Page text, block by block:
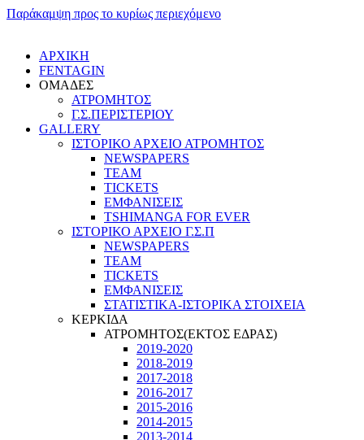
Παράκαμψη προς το κυρίως περιεχόμενο
ΑΡΧΙΚΗ
FENTAGIN
ΟΜΑΔΕΣ
ΑΤΡΟΜΗΤΟΣ
Γ.Σ.ΠEΡΙΣΤΕΡΙΟΥ
GALLERY
ΙΣΤΟΡΙΚΟ ΑΡΧΕΙΟ ΑΤΡΟΜΗΤΟΣ
NEWSPAPERS
TEAM
TICKETS
ΕΜΦΑΝΙΣΕΙΣ
TSHIMANGA FOR EVER
ΙΣΤΟΡΙΚΟ ΑΡΧΕΙΟ Γ.Σ.Π
NEWSPAPERS
TEAM
TICKETS
ΕΜΦΑΝΙΣΕΙΣ
ΣΤΑΤΙΣΤΙΚΑ-ΙΣΤΟΡΙΚΑ ΣΤΟΙΧΕΙΑ
ΚΕΡΚΙΔΑ
ΑΤΡΟΜΗΤΟΣ(ΕΚΤΟΣ ΕΔΡΑΣ)
2019-2020
2018-2019
2017-2018
2016-2017
2015-2016
2014-2015
2013-2014